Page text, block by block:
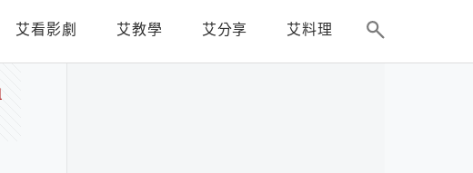
艾看影劇 艾教學 艾分享 艾料理